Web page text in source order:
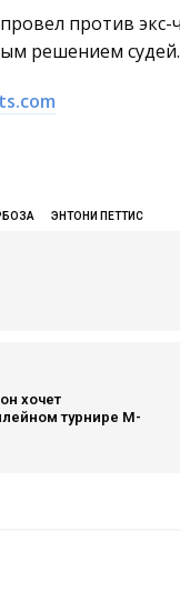
против
решением судей.
ЭНТОНИ ПЕТТИС
хочет
турнире M-